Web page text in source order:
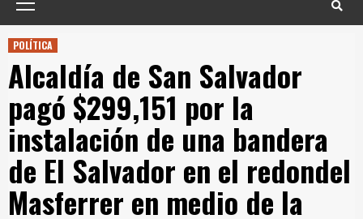
POLÍTICA
Alcaldía de San Salvador
pagó $299,151 por la
instalación de una bandera
de El Salvador en el redondel
Masferrer en medio de la